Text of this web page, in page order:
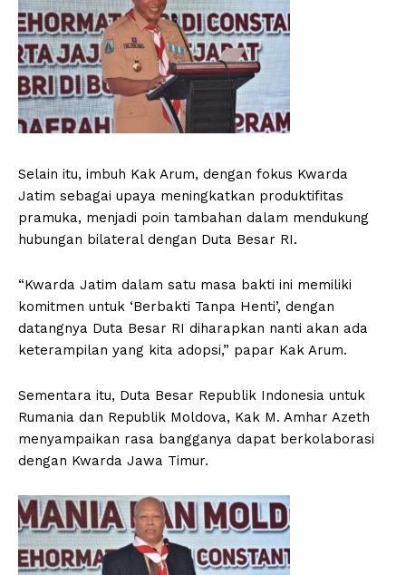
Selain itu, imbuh Kak Arum, dengan fokus Kwarda
Jatim sebagai upaya meningkatkan produktifitas
pramuka, menjadi poin tambahan dalam mendukung
hubungan bilateral dengan Duta Besar RI.
“Kwarda Jatim dalam satu masa bakti ini memiliki
komitmen untuk ‘Berbakti Tanpa Henti’, dengan
datangnya Duta Besar RI diharapkan nanti akan ada
keterampilan yang kita adopsi,” papar Kak Arum.
Sementara itu, Duta Besar Republik Indonesia untuk
Rumania dan Republik Moldova, Kak M. Amhar Azeth
menyampaikan rasa bangganya dapat berkolaborasi
dengan Kwarda Jawa Timur.